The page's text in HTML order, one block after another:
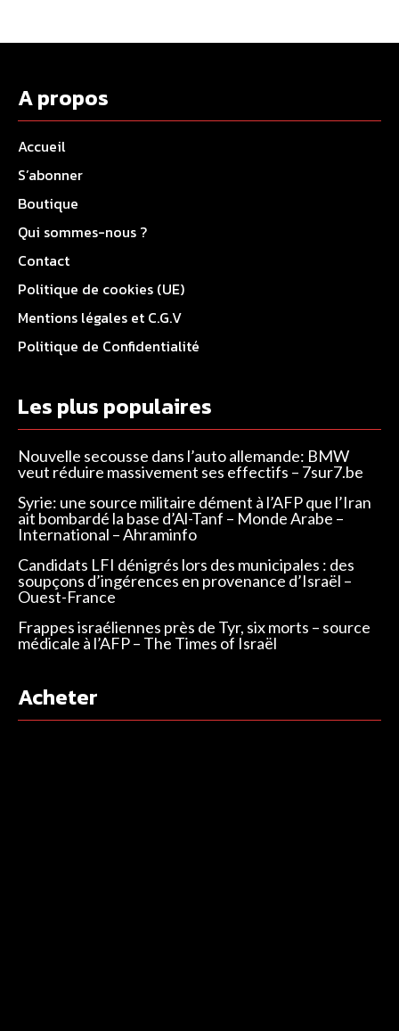
A propos
Accueil
S’abonner
Boutique
Qui sommes-nous ?
Contact
Politique de cookies (UE)
Mentions légales et C.G.V
Politique de Confidentialité
Les plus populaires
Nouvelle secousse dans l’auto allemande: BMW
veut réduire massivement ses effectifs – 7sur7.be
Syrie: une source militaire dément à l’AFP que l’Iran
ait bombardé la base d’Al-Tanf – Monde Arabe –
International – Ahraminfo
Candidats LFI dénigrés lors des municipales : des
soupçons d’ingérences en provenance d’Israël –
Ouest-France
Frappes israéliennes près de Tyr, six morts – source
médicale à l’AFP – The Times of Israël
Acheter